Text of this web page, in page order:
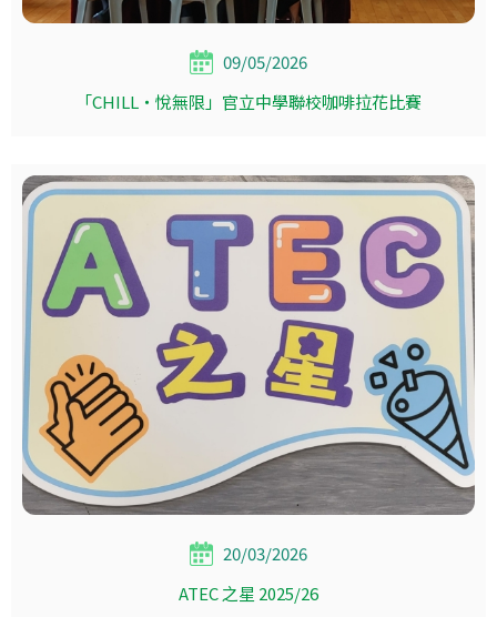
09/05/2026
「CHILL‧悅無限」官立中學聯校咖啡拉花比賽
20/03/2026
ATEC 之星 2025/26